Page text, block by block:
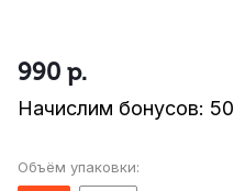
990 р.
Начислим бонусов: 50
Объём упаковки: